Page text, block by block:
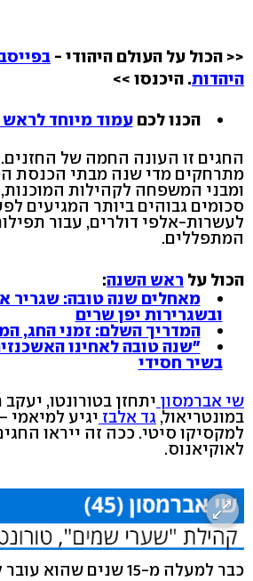
<< הכול על העולם היהודי -
היהדות. היכנסו >>
הכנו לכםעמוד מיוחד
החגים זו העונה החמה של
מתרחקים מדי שנה מבתי הכנסת
ומבני המשפחה לקהילות
סכומים גבוהים ביותר המגיעים
לעשרות-אלפי דולרים, עבור
המתפללים.
הכול על ראש השנה:
מאחלים שנה טובה: שגריר
ובשגרירות יפן שרים
המדריך השלם: זמני החג,
"שנה טובה לאחינו
בשיר חסידי
שי אברמסון יתחזן בטורונטו, יעקב
במונטריאול, גד אלבז יגיע למיאמי
למקסיקו סיטי. ככה זה ייראו
לאוקיאנוס.
כבר למעלה מ-15 שנים